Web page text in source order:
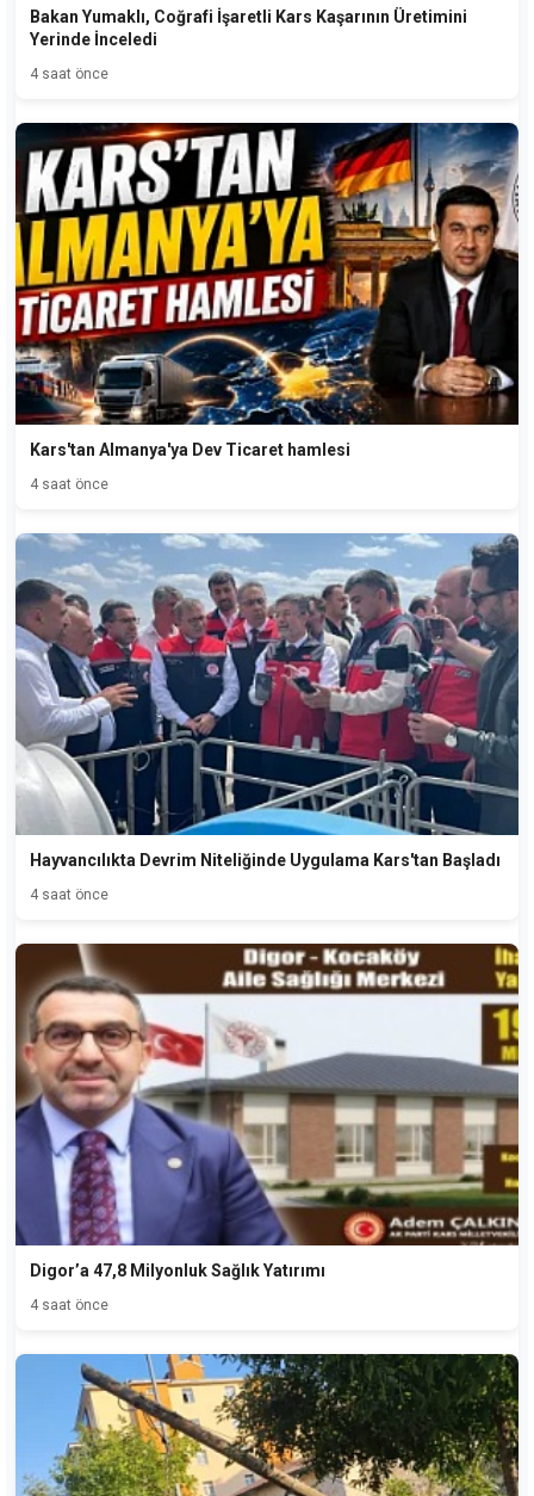
Bakan Yumaklı, Coğrafi İşaretli Kars Kaşarının Üretimini
Yerinde İnceledi
4 saat önce
Kars'tan Almanya'ya Dev Ticaret hamlesi
4 saat önce
Hayvancılıkta Devrim Niteliğinde Uygulama Kars'tan Başladı
4 saat önce
Digor’a 47,8 Milyonluk Sağlık Yatırımı
4 saat önce